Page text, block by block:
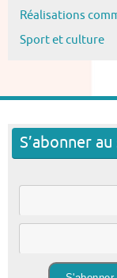
Réalisations
Sport et culture
S’abonner